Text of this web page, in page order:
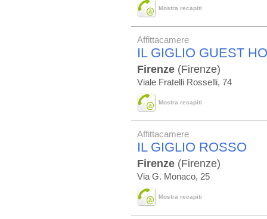
Mostra recapiti
Affittacamere
IL GIGLIO GUEST
Firenze (Firenze)
Viale Fratelli Rosselli, 74
Mostra recapiti
Affittacamere
IL GIGLIO ROSSO
Firenze (Firenze)
Via G. Monaco, 25
Mostra recapiti